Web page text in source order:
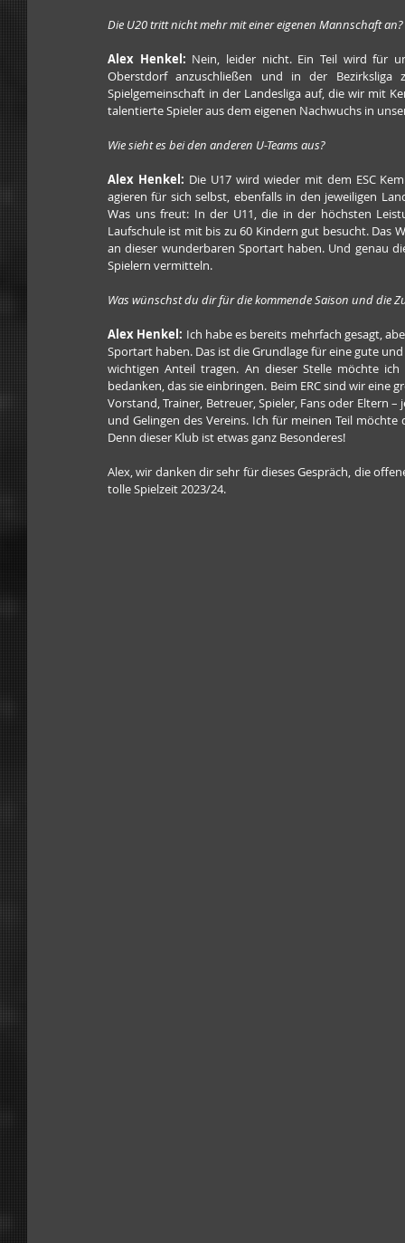
Die U20 tritt nicht mehr mit einer eigenen Mannschaft an?
Alex Henkel: Nein, leider nicht. Ein Teil wird für
Oberstdorf anzuschließen und in der
Spielgemeinschaft in der Landesliga auf, die wir mit
talentierte Spieler aus dem eigenen Nachwuchs in
Wie sieht es bei den anderen U-Teams aus?
Alex Henkel: Die U17 wird wieder mit dem ESC
agieren für sich selbst, ebenfalls in den jeweiligen
Was uns freut: In der U11, die in der höchsten
Laufschule ist mit bis zu 60 Kindern gut besucht. Das
an dieser wunderbaren Sportart haben. Und genau
Spielern vermitteln.
Was wünschst du dir für die kommende Saison und die
Alex Henkel: Ich habe es bereits mehrfach gesagt,
Sportart haben. Das ist die Grundlage für eine gute
wichtigen Anteil tragen. An dieser Stelle möchte
bedanken, das sie einbringen. Beim ERC sind wir eine
Vorstand, Trainer, Betreuer, Spieler, Fans oder Eltern
und Gelingen des Vereins. Ich für meinen Teil
Denn dieser Klub ist etwas ganz Besonderes!
Alex, wir danken dir sehr für dieses Gespräch, die
tolle Spielzeit 2023/24.